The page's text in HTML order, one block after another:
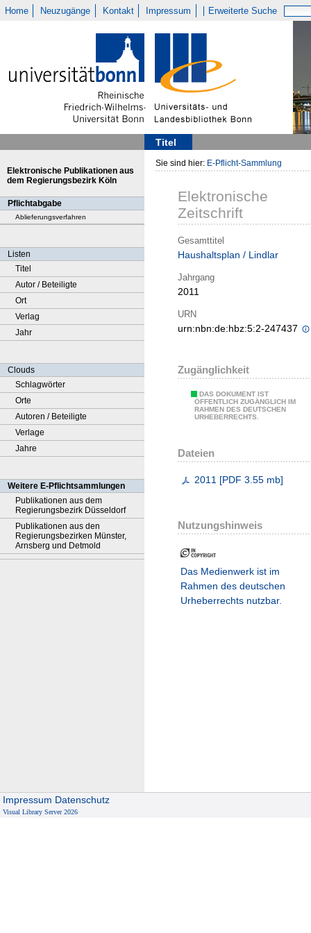
Home Neuzugänge Kontakt Impressum Erweiterte Suche
Titel
Elektronische Publikationen aus
dem Regierungsbezirk Köln
Pflichtabgabe
Ablieferungsverfahren
Listen
Titel
Autor / Beteiligte
Ort
Verlag
Jahr
Clouds
Schlagwörter
Orte
Autoren / Beteiligte
Verlage
Jahre
Weitere E-Pflichtsammlungen
Publikationen aus dem
Regierungsbezirk Düsseldorf
Publikationen aus den
Regierungsbezirken Münster,
Arnsberg und Detmold
Sie sind hier: E-Pflicht-Sammlung
Elektronische
Zeitschrift
Gesamttitel
Haushaltsplan / Lindlar
Jahrgang
2011
URN
urn:nbn:de:hbz:5:2-247437
Zugänglichkeit
DAS DOKUMENT IST
ÖFFENTLICH ZUGÄNGLICH IM
RAHMEN DES DEUTSCHEN
URHEBERRECHTS.
Dateien
2011 [PDF 3.55 mb]
Nutzungshinweis
Das Medienwerk ist im
Rahmen des deutschen
Urheberrechts nutzbar.
Impressum Datenschutz
Visual Library Server 2026